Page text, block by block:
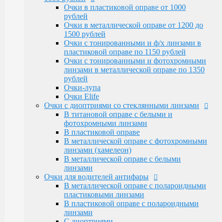
Очки Elife
Очки с диоптриями со стеклянными линзами
В титановой оправе с белыми и
фотохромными линзами
В пластиковой оправе
В металлической оправе с фотохромными
линзами (хамелеон)
В металлической оправе с белыми линзами
Очки для водителей антифары
В металлической оправе с полароидными
пластиковыми линзами
В пластиковой оправе с полароидными
линзами
С диоптриями
Очки для компьютера
В пластиковой оправе с полимерными
линзами
В металлической оправе
Тренажерные очки
В пластиковой оправе
В металлической оправе
Очки глаукомные
Очки Эксклюзивные Ricardi от 15000
Бренд оправы
Очки в пластиковой оправе от 1000
рублей
Очки в металлической оправе от 1200 до
1500 рублей
Очки с тонированными и ф/х линзами в
пластиковой оправе по 1150 рублей
Очки с тонированными и фотохромными
линзами в металлической оправе по 1350
рублей
Очки-лупа
Очки Elife
Очки с диоптриями со стеклянными линзами
В титановой оправе с белыми и
фотохромными линзами
В пластиковой оправе
В металлической оправе с фотохромными
линзами (хамелеон)
В металлической оправе с белыми
линзами
Очки для водителей антифары
В металлической оправе с полароидными
пластиковыми линзами
В пластиковой оправе с полароидными
линзами